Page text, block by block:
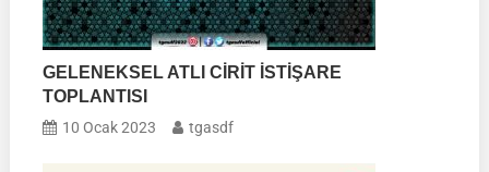
GELENEKSEL ATLI CİRİT İSTİŞARE
TOPLANTISI
10 Ocak 2023 tgasdf